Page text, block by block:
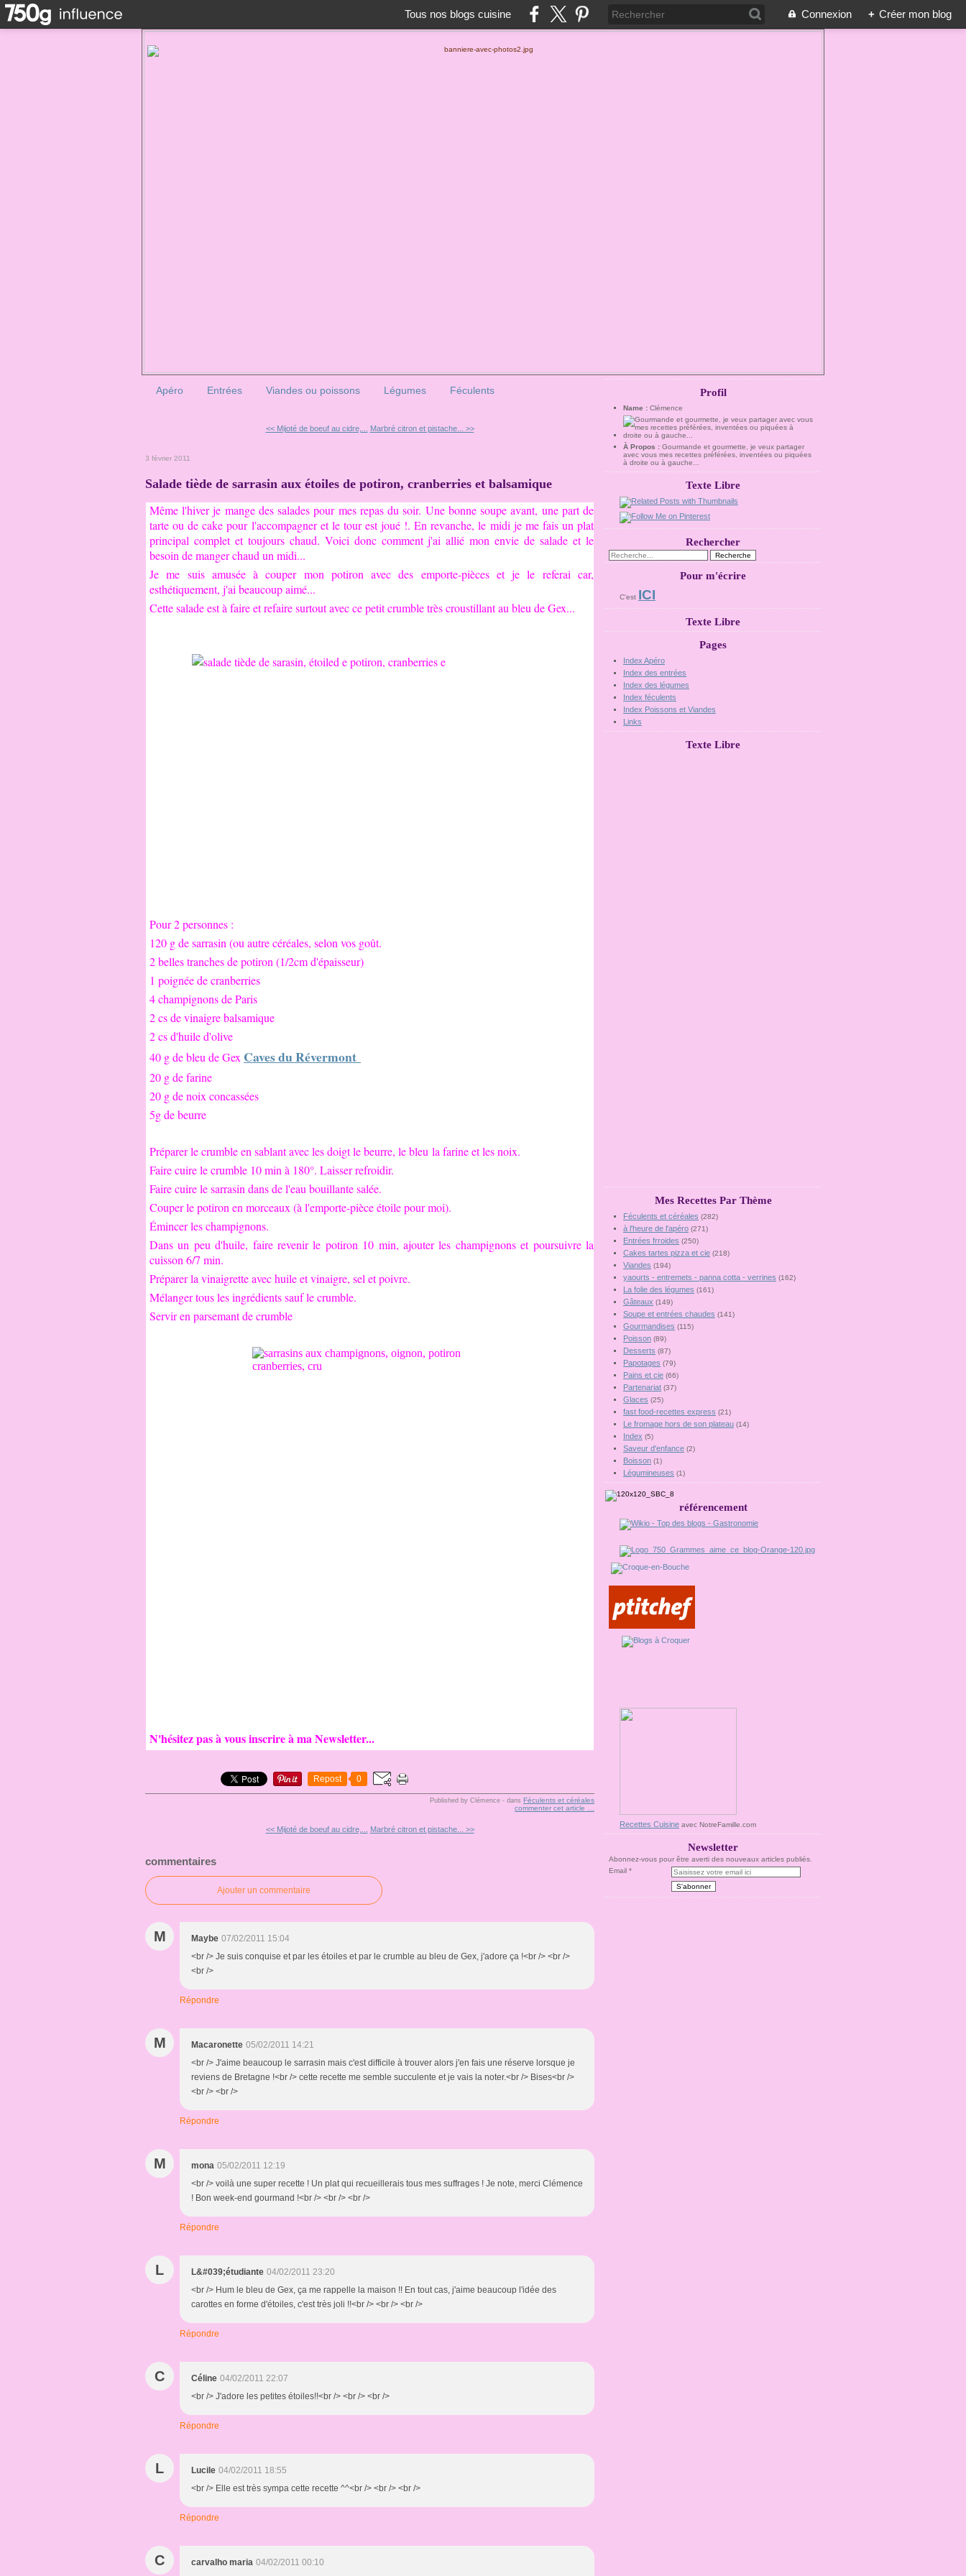
Tous nos blogs cuisine Connexion + Créer mon blog
Apéro Entrées Viandes ou poissons Légumes Féculents
<< Mijoté de boeuf au cidre,... Marbré citron et pistache... >>
3 février 2011
Salade tiède de sarrasin aux étoiles de potiron, cranberries et balsamique
Même l'hiver je mange des salades pour mes repas du soir. Une bonne soupe avant, une part de
tarte ou de cake pour l'accompagner et le tour est joué !. En revanche, le midi je me fais un plat
principal complet et toujours chaud. Voici donc comment j'ai allié mon envie de salade et le
besoin de manger chaud un midi...
Je me suis amusée à couper mon potiron avec des emporte-pièces et je le referai car,
esthétiquement, j'ai beaucoup aimé...
Cette salade est à faire et refaire surtout avec ce petit crumble très croustillant au bleu de Gex...
Pour 2 personnes :
120 g de sarrasin (ou autre céréales, selon vos goût.
2 belles tranches de potiron (1/2cm d'épaisseur)
1 poignée de cranberries
4 champignons de Paris
2 cs de vinaigre balsamique
2 cs d'huile d'olive
40 g de bleu de Gex Caves du Révermont
20 g de farine
20 g de noix concassées
5g de beurre
Préparer le crumble en sablant avec les doigt le beurre, le bleu la farine et les noix.
Faire cuire le crumble 10 min à 180°. Laisser refroidir.
Faire cuire le sarrasin dans de l'eau bouillante salée.
Couper le potiron en morceaux (à l'emporte-pièce étoile pour moi).
Émincer les champignons.
Dans un peu d'huile, faire revenir le potiron 10 min, ajouter les champignons et poursuivre la
cuisson 6/7 min.
Préparer la vinaigrette avec huile et vinaigre, sel et poivre.
Mélanger tous les ingrédients sauf le crumble.
Servir en parsemant de crumble
N'hésitez pas à vous inscrire à ma Newsletter...
Repost 0
Published by Clémence - dans Féculents et céréales
commenter cet article
<< Mijoté de boeuf au cidre,... Marbré citron et pistache... >>
commentaires
Ajouter un commentaire
M Maybe 07/02/2011 15:04
<br /> Je suis conquise et par les étoiles et par le crumble au bleu de Gex, j'adore ça !<br /> <br />
<br />
Répondre
M Macaronette 05/02/2011 14:21
<br /> J'aime beaucoup le sarrasin mais c'est difficile à trouver alors j'en fais une réserve lorsque je
reviens de Bretagne !<br /> cette recette me semble succulente et je vais la noter.<br /> Bises<br />
<br /> <br />
Répondre
M mona 05/02/2011 12:19
<br /> voilà une super recette ! Un plat qui recueillerais tous mes suffrages ! Je note, merci Clémence
! Bon week-end gourmand !<br /> <br /> <br />
Répondre
L L&#039;étudiante 04/02/2011 23:20
<br /> Hum le bleu de Gex, ça me rappelle la maison !! En tout cas, j'aime beaucoup l'idée des
carottes en forme d'étoiles, c'est très joli !!<br /> <br /> <br />
Répondre
C Céline 04/02/2011 22:07
<br /> J'adore les petites étoiles!!<br /> <br /> <br />
Répondre
L Lucile 04/02/2011 18:55
<br /> Elle est très sympa cette recette ^^<br /> <br /> <br />
Répondre
C carvalho maria 04/02/2011 00:10
Profil
Name : Clémence
À Propos : Gourmande et gourmette, je veux partager
avec vous mes recettes préférées, inventées ou piquées
à droite ou à gauche...
Texte Libre
Rechercher
Pour m'écrire
C'est ICI
Texte Libre
Pages
Index Apéro
Index des entrées
Index des légumes
Index féculents
Index Poissons et Viandes
Links
Texte Libre
Mes Recettes Par Thème
Féculents et céréales (282)
à l'heure de l'apéro (271)
Entrées frroides (250)
Cakes tartes pizza et cie (218)
Viandes (194)
yaourts - entremets - panna cotta - verrines (162)
La folie des légumes (161)
Gâteaux (149)
Soupe et entrées chaudes (141)
Gourmandises (115)
Poisson (89)
Desserts (87)
Papotages (79)
Pains et cie (66)
Partenariat (37)
Glaces (25)
fast food-recettes express (21)
Le fromage hors de son plateau (14)
Index (5)
Saveur d'enfance (2)
Boisson (1)
Légumineuses (1)
référencement
Recettes Cuisine avec NotreFamille.com
Newsletter
Abonnez-vous pour être averti des nouveaux articles publiés.
Email